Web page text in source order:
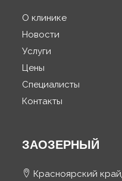
О клинике
Новости
Услуги
Цены
Специалисты
Контакты
ЗАОЗЕРНЫЙ
Красноярский